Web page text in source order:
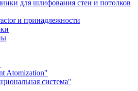
для шлифования стен и потолков
и принадлежности
Atomization"
система"